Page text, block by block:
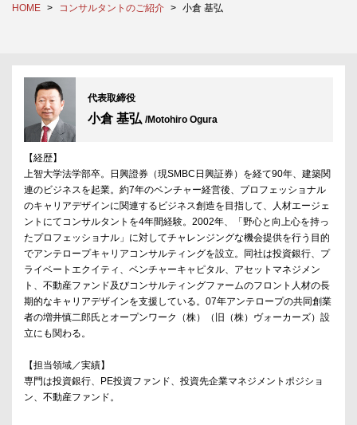
HOME コンサルタントのご紹介 小倉 基弘
代表取締役
小倉 基弘 /Motohiro Ogura
【経歴】
上智大学法学部卒。日興證券（現SMBC日興証券）を経て90年、建築関
連のビジネスを起業。約7年のベンチャー経営後、プロフェッショナル
のキャリアデザインに関連するビジネス創造を目指して、人材エージェ
ントにてコンサルタントを4年間経験。2002年、「野心と向上心を持っ
たプロフェッショナル」に対してチャレンジングな機会提供を行う目的
でアンテロープキャリアコンサルティングを設立。同社は投資銀行、プ
ライベートエクイティ、ベンチャーキャピタル、アセットマネジメン
ト、不動産ファンド及びコンサルティングファームのフロント人材の長
期的なキャリアデザインを支援している。07年アンテロープの共同創業
者の増井慎二郎氏とオープンワーク（株）（旧（株）ヴォーカーズ）設
立にも関わる。
【担当領域／実績】
専門は投資銀行、PE投資ファンド、投資先企業マネジメントポジショ
ン、不動産ファンド。